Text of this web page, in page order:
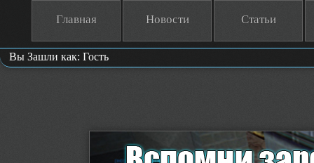
Главная Новости Статьи
Вы Зашли как: Гость